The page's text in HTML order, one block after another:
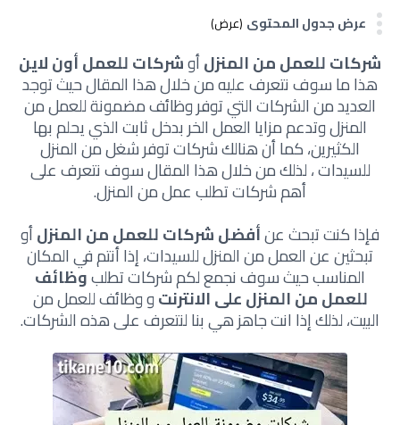
عرض جدول المحتوى (عرض)
شركات للعمل من المنزلأوشركات للعمل أون لاين
هذا ما سوف نتعرف عليه من خلال هذا المقال حيث توجد
العديد من الشركات التي توفر وظائف مضمونة للعمل من
المنزل وتدعم مزايا العمل الخر بدخل ثابت الذي يحلم بها
الكثيرين، كما أن هنالك شركات توفر شغل من المنزل
للسيدات ، لذلك من خلال هذا المقال سوف نتعرف على
أهم شركات تطلب عمل من المنزل.
فإذا كنت تبحث عنأفضل شركات للعمل من المنزلأو
تبحثين عن العمل من المنزل للسيدات، إذا أنتم في المكان
المناسب حيث سوف نجمع لكم شركات تطلبوظائف
للعمل من المنزل على الانترنتو وظائف للعمل من
البيت، لذلك إذا انت جاهز هي بنا لنتعرف على هذه الشركات.